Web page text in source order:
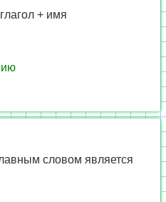
+ имя
словом является